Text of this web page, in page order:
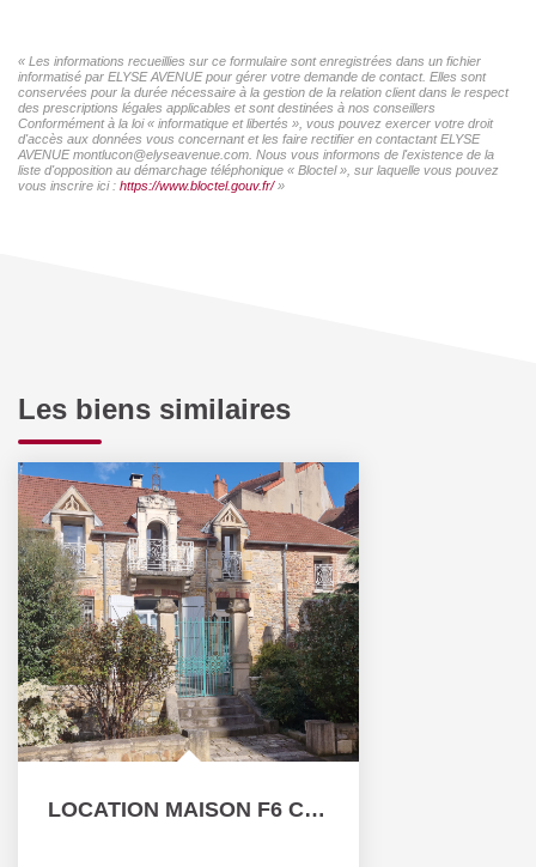
« Les informations recueillies sur ce formulaire sont enregistrées dans un fichier
informatisé par ELYSE AVENUE pour gérer votre demande de contact. Elles sont
conservées pour la durée nécessaire à la gestion de la relation client dans le respect
des prescriptions légales applicables et sont destinées à nos conseillers
Conformément à la loi « informatique et libertés », vous pouvez exercer votre droit
d'accès aux données vous concernant et les faire rectifier en contactant ELYSE
AVENUE montlucon@elyseavenue.com. Nous vous informons de l'existence de la
liste d'opposition au démarchage téléphonique « Bloctel », sur laquelle vous pouvez
vous inscrire ici : https://www.bloctel.gouv.fr/»
Les biens similaires
LOCATION MAISON F6 CENTRE VILLE MONTLUCON